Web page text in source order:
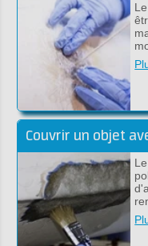
Couvrir un objet